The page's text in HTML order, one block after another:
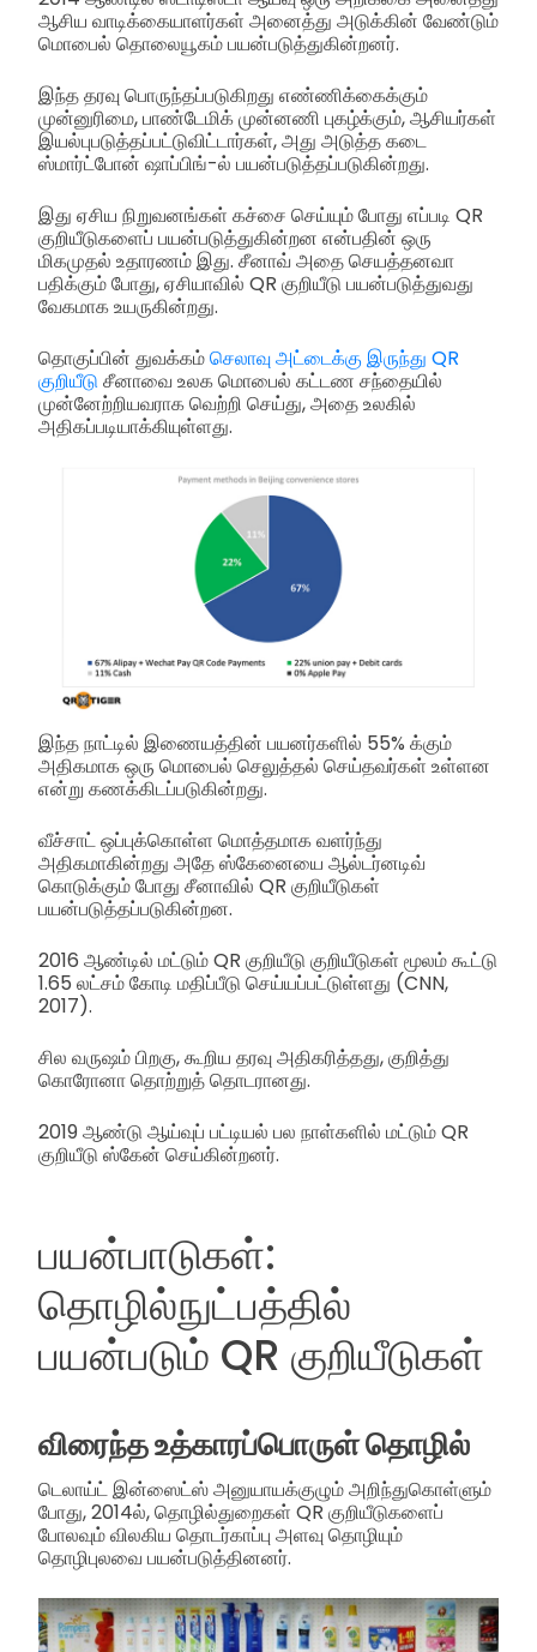
ஆசிய வாடிக்கையாளர்கள் அனைத்து அடுக்கின் வேண்டும்
மொபைல் தொலையூகம் பயன்படுத்துகின்றனர்.
இந்த தரவு பொருந்தப்படுகிறது எண்ணிக்கைக்கும்
முன்னுரிமை, பாண்டேமிக் முன்னணி புகழ்க்கும், ஆசியர்கள்
இயல்புபடுத்தப்பட்டுவிட்டார்கள், அது அடுத்த கடை
ஸ்மார்ட்போன் ஷாப்பிங்-ல் பயன்படுத்தப்படுகின்றது.
இது ஏசிய நிறுவனங்கள் கச்சை செய்யும் போது எப்படி QR
குறியீடுகளைப் பயன்படுத்துகின்றன என்பதின் ஒரு
மிகமுதல் உதாரணம் இது. சீனாவ் அதை செயத்தனவா
பதிக்கும் போது, ஏசியாவில் QR குறியீடு பயன்படுத்துவது
வேகமாக உயருகின்றது.
தொகுப்பின் துவக்கம்செலாவு அட்டைக்கு இருந்து QR
குறியீடு சீனாவை உலக மொபைல் கட்டண சந்தையில்
முன்னேற்றியவராக வெற்றி செய்து, அதை உலகில்
அதிகப்படியாக்கியுள்ளது.
இந்த நாட்டில் இணையத்தின் பயனர்களில் 55% க்கும்
அதிகமாக ஒரு மொபைல் செலுத்தல் செய்தவர்கள் உள்ளன
என்று கணக்கிடப்படுகின்றது.
வீச்சாட் ஒப்புக்கொள்ள மொத்தமாக வளர்ந்து
அதிகமாகின்றது அதே ஸ்கேனையை ஆல்டர்னடிவ்
கொடுக்கும் போது சீனாவில் QR குறியீடுகள்
பயன்படுத்தப்படுகின்றன.
2016 ஆண்டில் மட்டும் QR குறியீடு குறியீடுகள் மூலம் கூட்டு
1.65 லட்சம் கோடி மதிப்பீடு செய்யப்பட்டுள்ளது (CNN,
2017).
சில வருஷம் பிறகு, கூறிய தரவு அதிகரித்தது, குறித்து
கொரோனா தொற்றுத் தொடரானது.
2019 ஆண்டு ஆய்வுப் பட்டியல் பல நாள்களில் மட்டும் QR
குறியீடு ஸ்கேன் செய்கின்றனர்.
பயன்பாடுகள்:
தொழில்நுட்பத்தில்
பயன்படும் QR குறியீடுகள்
விரைந்த உத்காரப்பொருள் தொழில்
டெலாய்ட் இன்ஸைட்ஸ் அனுயாயக்குழும் அறிந்துகொள்ளும்
போது, 2014ல், தொழில்துறைகள் QR குறியீடுகளைப்
போலவும் விலகிய தொடர்காப்பு அளவு தொழியும்
தொழிபுலவை பயன்படுத்தினனர்.